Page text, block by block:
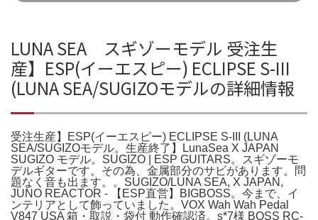
LUNA SEA スギゾーモデル 受注生
産】ESP(イーエスピー) ECLIPSE S-III
(LUNA SEA/SUGIZOモデルの詳細情報
受注生産】ESP(イーエスピー) ECLIPSE S-III (LUNA
SEA/SUGIZOモデル。生産終了】LunaSea X JAPAN
SUGIZO モデル。SUGIZO | ESP GUITARS。スギゾーモ
デルギターです。その為、金属部分のサビがあります。問
題なく音も出ます。。SUGIZO/LUNA SEA, X JAPAN,
JUNO REACTOR - 【ESP直営】BIGBOSS。今まで、イ
ンテリアとして飾っていました。VOX Wah Wah Pedal
V847 USA 箱・取説・袋付 動作確認済。s*7様 BOSS RC-